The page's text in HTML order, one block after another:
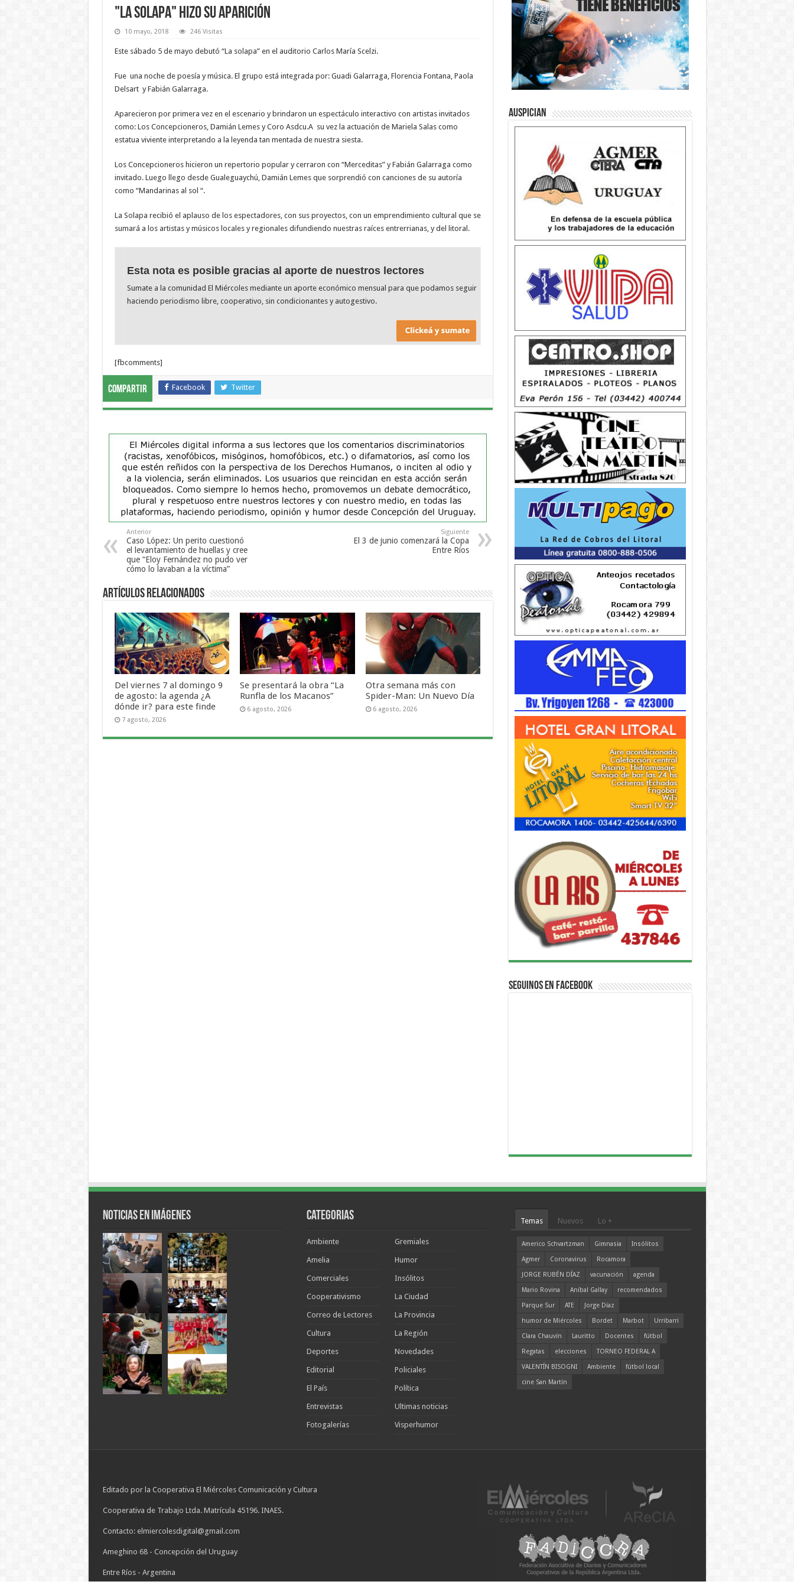
"La solapa" hizo su aparición
10 mayo, 2018 246 Visitas
Este sábado 5 de mayo debutó “La solapa” en el auditorio Carlos María Scelzi.
Fue una noche de poesía y música. El grupo está integrada por: Guadi Galarraga, Florencia Fontana, Paola
Delsart y Fabián Galarraga.
Aparecieron por primera vez en el escenario y brindaron un espectáculo interactivo con artistas invitados
como: Los Concepcioneros, Damián Lemes y Coro Asdcu.A su vez la actuación de Mariela Salas como
estatua viviente interpretando a la leyenda tan mentada de nuestra siesta.
Los Concepcioneros hicieron un repertorio popular y cerraron con “Merceditas” y Fabián Galarraga como
invitado. Luego llego desde Gualeguaychú, Damián Lemes que sorprendió con canciones de su autoría
como “Mandarinas al sol “.
La Solapa recibió el aplauso de los espectadores, con sus proyectos, con un emprendimiento cultural que se
sumará a los artistas y músicos locales y regionales difundiendo nuestras raíces entrerrianas, y del litoral.
Esta nota es posible gracias al aporte de nuestros lectores
Sumate a la comunidad El Miércoles mediante un aporte económico mensual para que podamos seguir
haciendo periodismo libre, cooperativo, sin condicionantes y autogestivo.
[fbcomments]
Compartir Facebook Twitter
Anterior
Caso López: Un perito cuestionó
el levantamiento de huellas y cree
que “Eloy Fernández no pudo ver
cómo lo lavaban a la víctima”
Siguiente
El 3 de junio comenzará la Copa
Entre Ríos
Artículos Relacionados
Del viernes 7 al domingo 9
de agosto: la agenda ¿A
dónde ir? para este finde
7 agosto, 2026
Se presentará la obra “La
Runfla de los Macanos”
6 agosto, 2026
Otra semana más con
Spider-Man: Un Nuevo Día
6 agosto, 2026
Auspician
Seguinos en Facebook
Noticias en Imágenes Categorias
Ambiente
Amelia
Comerciales
Cooperativismo
Correo de Lectores
Cultura
Deportes
Editorial
El País
Entrevistas
Fotogalerías
Gremiales
Humor
Insólitos
La Ciudad
La Provincia
La Región
Novedades
Policiales
Política
Ultimas noticias
Visperhumor
Temas Nuevos Lo +
Americo Schvartzman Gimnasia
Insólitos
Agmer
Coronavirus
Rocamora
JORGE RUBÉN DÍAZ
vacunación
agenda
Mario Rovina
Aníbal Gallay
recomendados
Parque Sur
ATE
Jorge Díaz
humor de Miércoles
Bordet Marbot
Urribarri
Clara Chauvín
Lauritto Docentes
fútbol
Regatas
elecciones
TORNEO FEDERAL A
VALENTÍN BISOGNI
Ambiente
fútbol local
cine San Martín
Editado por la Cooperativa El Miércoles Comunicación y Cultura
Cooperativa de Trabajo Ltda. Matrícula 45196. INAES.
Contacto: elmiercolesdigital@gmail.com
Ameghino 68 - Concepción del Uruguay
Entre Ríos - Argentina